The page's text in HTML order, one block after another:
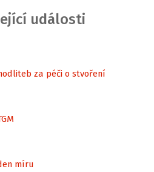
události
za péči o stvoření
míru